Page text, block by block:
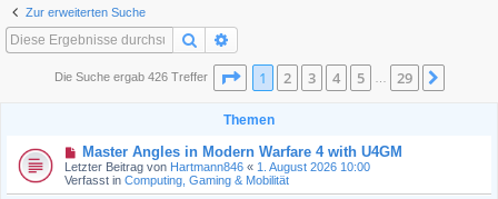
Zur erweiterten Suche
Suche
Die Suche ergab 426 Treffer Seite 1von 29
1 2 3 4 5 29
Themen
N
e
u
e
Master Angles in Modern Warfare 4 with U4GM
Letzter Beitrag von Hartmann846 « 1. August 2026 10:00
Verfasst in Computing, Gaming & Mobilität